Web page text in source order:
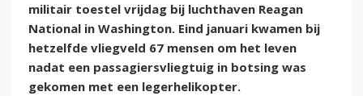
militair toestel vrijdag bij luchthaven Reagan
National in Washington. Eind januari kwamen bij
hetzelfde vliegveld 67 mensen om het leven
nadat een passagiersvliegtuig in botsing was
gekomen met een legerhelikopter.